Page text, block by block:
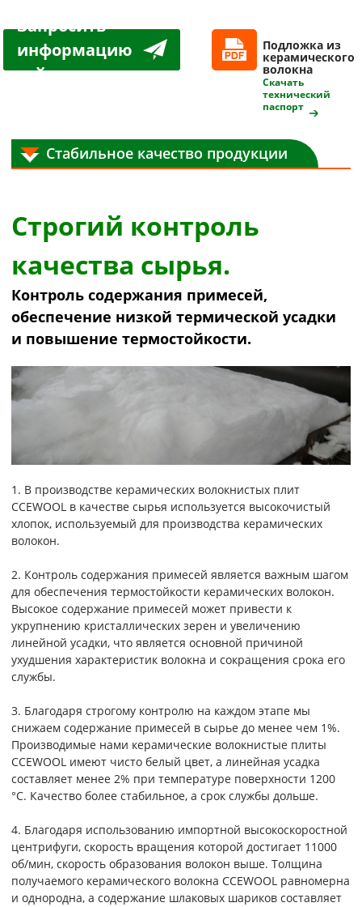
Запросить
информацию
сейчас
Подложка из
керамического
волокна
Скачать
технический
паспорт
Стабильное качество продукции
Строгий контроль
качества сырья.
Контроль содержания примесей,
обеспечение низкой термической усадки
и повышение термостойкости.
1. В производстве керамических волокнистых плит
CCEWOOL в качестве сырья используется высокочистый
хлопок, используемый для производства керамических
волокон.
2. Контроль содержания примесей является важным шагом
для обеспечения термостойкости керамических волокон.
Высокое содержание примесей может привести к
укрупнению кристаллических зерен и увеличению
линейной усадки, что является основной причиной
ухудшения характеристик волокна и сокращения срока его
службы.
3. Благодаря строгому контролю на каждом этапе мы
снижаем содержание примесей в сырье до менее чем 1%.
Производимые нами керамические волокнистые плиты
CCEWOOL имеют чисто белый цвет, а линейная усадка
составляет менее 2% при температуре поверхности 1200
°C. Качество более стабильное, а срок службы дольше.
4. Благодаря использованию импортной высокоскоростной
центрифуги, скорость вращения которой достигает 11000
об/мин, скорость образования волокон выше. Толщина
получаемого керамического волокна CCEWOOL равномерна
и однородна, а содержание шлаковых шариков составляет